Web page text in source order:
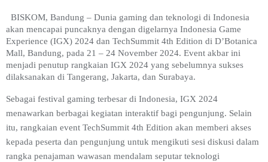
BISKOM, Bandung – Dunia gaming dan teknologi di Indonesia
akan mencapai puncaknya dengan digelarnya Indonesia Game
Experience (IGX) 2024 dan TechSummit 4th Edition di D’Botanica
Mall, Bandung, pada 21 – 24 November 2024. Event akbar ini
menjadi penutup rangkaian IGX 2024 yang sebelumnya sukses
dilaksanakan di Tangerang, Jakarta, dan Surabaya.
Sebagai festival gaming terbesar di Indonesia, IGX 2024
menawarkan berbagai kegiatan interaktif bagi pengunjung. Selain
itu, rangkaian event TechSummit 4th Edition akan memberi akses
kepada peserta dan pengunjung untuk mengikuti sesi diskusi dalam
rangka penajaman wawasan mendalam seputar teknologi